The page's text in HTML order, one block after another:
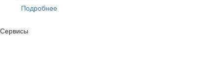
Подробнее
Сервисы